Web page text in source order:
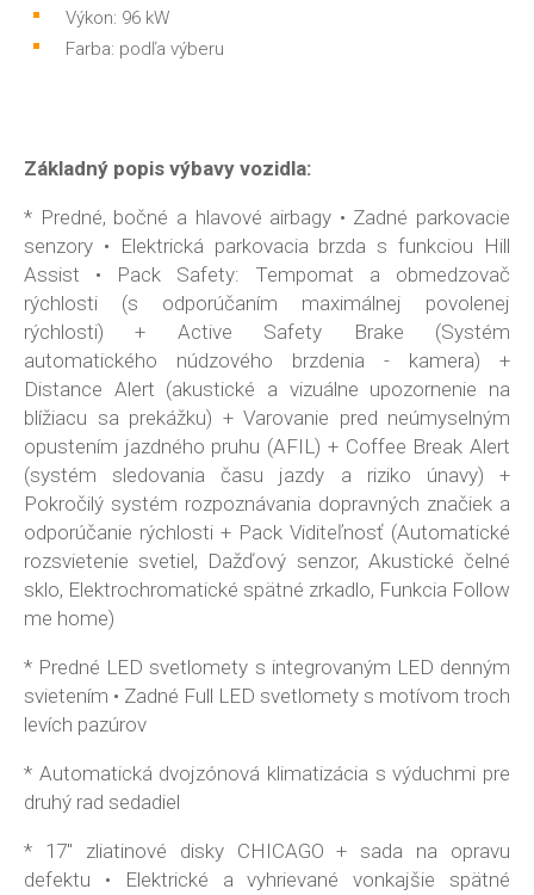
Výkon: 96 kW
Farba: podľa výberu
Základný popis výbavy vozidla:
* Predné, bočné a hlavové airbagy • Zadné parkovacie
senzory • Elektrická parkovacia brzda s funkciou Hill
Assist • Pack Safety: Tempomat a obmedzovač
rýchlosti (s odporúčaním maximálnej povolenej
rýchlosti) + Active Safety Brake (Systém
automatického núdzového brzdenia - kamera) +
Distance Alert (akustické a vizuálne upozornenie na
blížiacu sa prekážku) + Varovanie pred neúmyselným
opustením jazdného pruhu (AFIL) + Coffee Break Alert
(systém sledovania času jazdy a riziko únavy) +
Pokročilý systém rozpoznávania dopravných značiek a
odporúčanie rýchlosti + Pack Viditeľnosť (Automatické
rozsvietenie svetiel, Dažďový senzor, Akustické čelné
sklo, Elektrochromatické spätné zrkadlo, Funkcia Follow
me home)
* Predné LED svetlomety s integrovaným LED denným
svietením • Zadné Full LED svetlomety s motívom troch
levích pazúrov
* Automatická dvojzónová klimatizácia s výduchmi pre
druhý rad sedadiel
* 17" zliatinové disky CHICAGO + sada na opravu
defektu • Elektrické a vyhrievané vonkajšie spätné